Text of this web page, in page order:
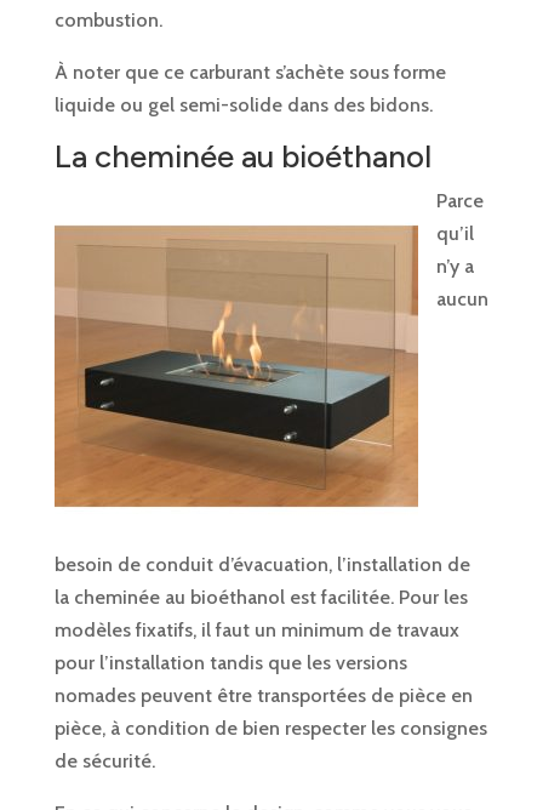
combustion.
À noter que ce carburant s’achète sous forme
liquide ou gel semi-solide dans des bidons.
La cheminée au bioéthanol
Parce
qu’il
n’y a
aucun
besoin de conduit d’évacuation, l’installation de
la cheminée au bioéthanol est facilitée. Pour les
modèles fixatifs, il faut un minimum de travaux
pour l’installation tandis que les versions
nomades peuvent être transportées de pièce en
pièce, à condition de bien respecter les consignes
de sécurité.